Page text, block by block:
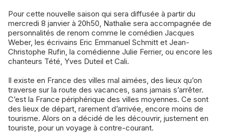
Pour cette nouvelle saison qui sera diffusée à partir du
mercredi 8 janvier à 20h50, Nathalie sera accompagnée de
personnalités de renom comme le comédien Jacques
Weber, les écrivains Eric Emmanuel Schmitt et Jean-
Christophe Rufin, la comédienne Julie Ferrier, ou encore les
chanteurs Tété, Yves Duteil et Cali.
Il existe en France des villes mal aimées, des lieux qu’on
traverse sur la route des vacances, sans jamais s’arrêter.
C’est la France périphérique des villes moyennes. Ce sont
des lieux de départ, rarement d’arrivée, encore moins de
tourisme. Alors on a décidé de les découvrir, justement en
touriste, pour un voyage à contre-courant.